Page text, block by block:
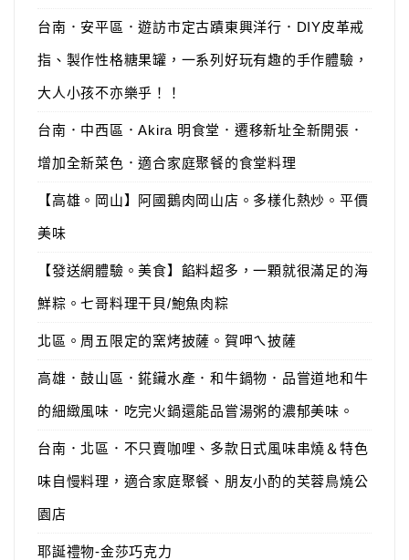
台南．安平區．遊訪市定古蹟東興洋行．DIY皮革戒
指、製作性格糖果罐，一系列好玩有趣的手作體驗，
大人小孩不亦樂乎！！
台南．中西區．Akira 明食堂．遷移新址全新開張．
增加全新菜色．適合家庭聚餐的食堂料理
【高雄。岡山】阿國鵝肉岡山店。多樣化熱炒。平價
美味
【發送網體驗。美食】餡料超多，一顆就很滿足的海
鮮粽。七哥料理干貝/鮑魚肉粽
北區。周五限定的窯烤披薩。賀呷ㄟ披薩
高雄．鼓山區．錵鑶水產．和牛鍋物．品嘗道地和牛
的細緻風味．吃完火鍋還能品嘗湯粥的濃郁美味。
台南．北區．不只賣咖哩、多款日式風味串燒＆特色
味自慢料理，適合家庭聚餐、朋友小酌的芙蓉鳥燒公
園店
耶誕禮物-金莎巧克力